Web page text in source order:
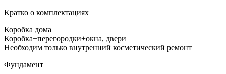
Кратко о комплектациях
Коробка дома
Коробка+перегородки+окна, двери
Необходим только внутренний косметический ремонт
Фундамент